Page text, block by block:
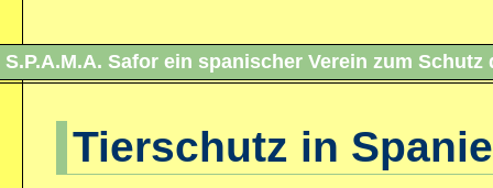
S.P.A.M.A. Safor ein spanischer Verein zum
Tierschutz in